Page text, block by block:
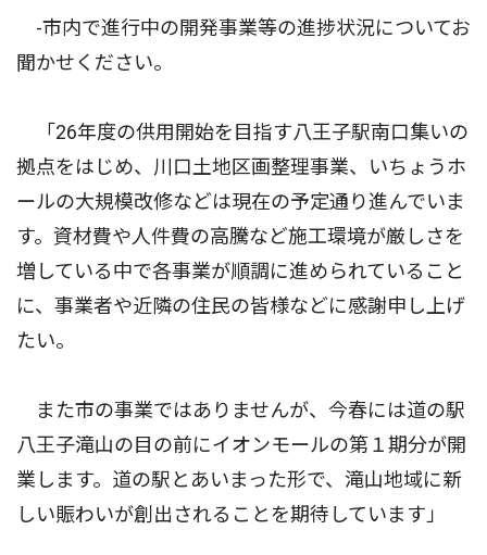
-市内で進行中の開発事業等の進捗状況についてお
聞かせください。
「26年度の供用開始を目指す八王子駅南口集いの
拠点をはじめ、川口土地区画整理事業、いちょうホ
ールの大規模改修などは現在の予定通り進んでいま
す。資材費や人件費の高騰など施工環境が厳しさを
増している中で各事業が順調に進められていること
に、事業者や近隣の住民の皆様などに感謝申し上げ
たい。
また市の事業ではありませんが、今春には道の駅
八王子滝山の目の前にイオンモールの第１期分が開
業します。道の駅とあいまった形で、滝山地域に新
しい賑わいが創出されることを期待しています」